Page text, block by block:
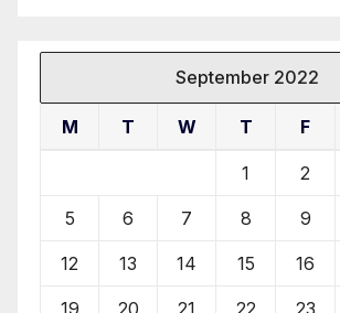
September 2022
M T W T F
1 2
5 6 7 8 9
12 13 14 15 16